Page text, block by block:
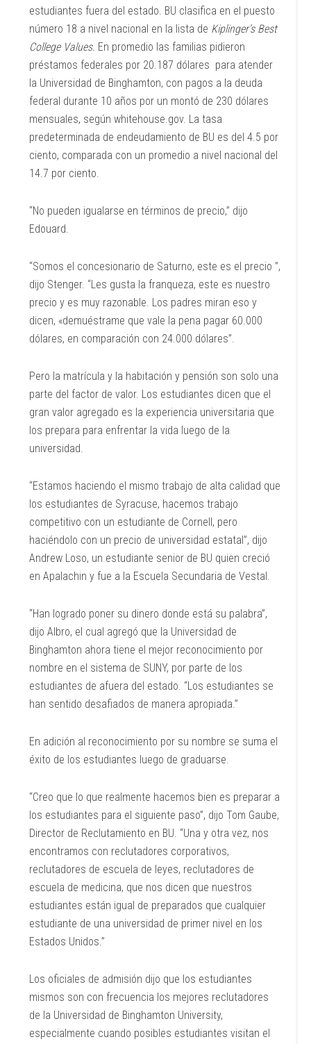
estudiantes fuera del estado. BU clasifica en el puesto
número 18 a nivel nacional en la lista de Kiplinger’s Best
College Values. En promedio las familias pidieron
préstamos federales por 20.187 dólares para atender
la Universidad de Binghamton, con pagos a la deuda
federal durante 10 años por un montó de 230 dólares
mensuales, según whitehouse.gov. La tasa
predeterminada de endeudamiento de BU es del 4.5 por
ciento, comparada con un promedio a nivel nacional del
14.7 por ciento.
“No pueden igualarse en términos de precio,” dijo
Edouard.
“Somos el concesionario de Saturno, este es el precio ”,
dijo Stenger. “Les gusta la franqueza, este es nuestro
precio y es muy razonable. Los padres miran eso y
dicen, «demuéstrame que vale la pena pagar 60.000
dólares, en comparación con 24.000 dólares”.
Pero la matrícula y la habitación y pensión son solo una
parte del factor de valor. Los estudiantes dicen que el
gran valor agregado es la experiencia universitaria que
los prepara para enfrentar la vida luego de la
universidad.
“Estamos haciendo el mismo trabajo de alta calidad que
los estudiantes de Syracuse, hacemos trabajo
competitivo con un estudiante de Cornell, pero
haciéndolo con un precio de universidad estatal”, dijo
Andrew Loso, un estudiante senior de BU quien creció
en Apalachin y fue a la Escuela Secundaria de Vestal.
“Han logrado poner su dinero donde está su palabra”,
dijo Albro, el cual agregó que la Universidad de
Binghamton ahora tiene el mejor reconocimiento por
nombre en el sistema de SUNY, por parte de los
estudiantes de afuera del estado. “Los estudiantes se
han sentido desafiados de manera apropiada.”
En adición al reconocimiento por su nombre se suma el
éxito de los estudiantes luego de graduarse.
“Creo que lo que realmente hacemos bien es preparar a
los estudiantes para el siguiente paso”, dijo Tom Gaube,
Director de Reclutamiento en BU. “Una y otra vez, nos
encontramos con reclutadores corporativos,
reclutadores de escuela de leyes, reclutadores de
escuela de medicina, que nos dicen que nuestros
estudiantes están igual de preparados que cualquier
estudiante de una universidad de primer nivel en los
Estados Unidos.”
Los oficiales de admisión dijo que los estudiantes
mismos son con frecuencia los mejores reclutadores
de la Universidad de Binghamton University,
especialmente cuando posibles estudiantes visitan el